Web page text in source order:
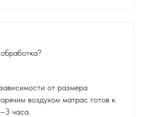
от размера
воздухом матрас готов к
часа.